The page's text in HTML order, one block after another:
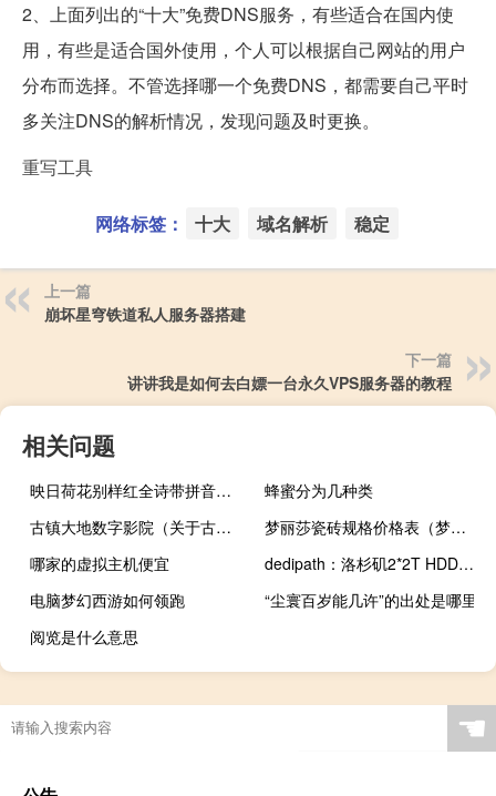
2、上面列出的“十大”免费DNS服务，有些适合在国内使
用，有些是适合国外使用，个人可以根据自己网站的用户
分布而选择。不管选择哪一个免费DNS，都需要自己平时
多关注DNS的解析情况，发现问题及时更换。
重写工具
网络标签： 十大 域名解析 稳定
上一篇
崩坏星穹铁道私人服务器搭建
下一篇
讲讲我是如何去白嫖一台永久VPS服务器的教程
相关问题
映日荷花别样红全诗带拼音（映日荷花）
蜂蜜分为几种类
古镇大地数字影院（关于古镇大地数字影院的介绍）
梦丽莎瓷砖规格价格表（梦丽）
哪家的虚拟主机便宜
dedipath：洛杉矶2*2T HDD存储服务器55美元/月
电脑梦幻西游如何领跑
“尘寰百岁能几许”的出处是哪里
阅览是什么意思
☚